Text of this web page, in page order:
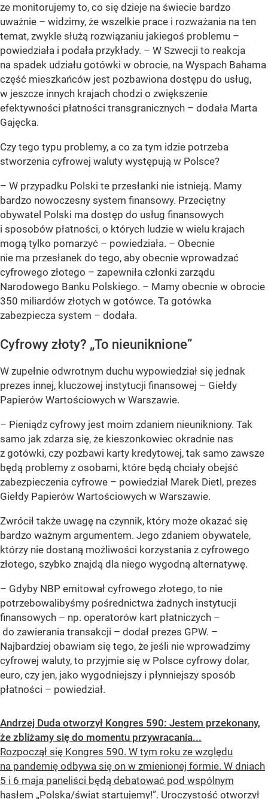
ze monitorujemy to, co się dzieje na świecie bardzo
uważnie – widzimy, że wszelkie prace i rozważania na ten
temat, zwykle służą rozwiązaniu jakiegoś problemu –
powiedziała i podała przykłady. – W Szwecji to reakcja
na spadek udziału gotówki w obrocie, na Wyspach Bahama
część mieszkańców jest pozbawiona dostępu do usług,
w jeszcze innych krajach chodzi o zwiększenie
efektywności płatności transgranicznych – dodała Marta
Gajęcka.
Czy tego typu problemy, a co za tym idzie potrzeba
stworzenia cyfrowej waluty występują w Polsce?
– W przypadku Polski te przesłanki nie istnieją. Mamy
bardzo nowoczesny system finansowy. Przeciętny
obywatel Polski ma dostęp do usług finansowych
i sposobów płatności, o których ludzie w wielu krajach
mogą tylko pomarzyć – powiedziała. – Obecnie
nie ma przesłanek do tego, aby obecnie wprowadzać
cyfrowego złotego – zapewniła członki zarządu
Narodowego Banku Polskiego. – Mamy obecnie w obrocie
350 miliardów złotych w gotówce. Ta gotówka
zabezpiecza system – dodała.
Cyfrowy złoty? „To nieuniknione”
W zupełnie odwrotnym duchu wypowiedział się jednak
prezes innej, kluczowej instytucji finansowej – Giełdy
Papierów Wartościowych w Warszawie.
– Pieniądz cyfrowy jest moim zdaniem nieunikniony. Tak
samo jak zdarza się, że kieszonkowiec okradnie nas
z gotówki, czy pozbawi karty kredytowej, tak samo zawsze
będą problemy z osobami, które będą chciały obejść
zabezpieczenia cyfrowe – powiedział Marek Dietl, prezes
Giełdy Papierów Wartościowych w Warszawie.
Zwrócił także uwagę na czynnik, który może okazać się
bardzo ważnym argumentem. Jego zdaniem obywatele,
którzy nie dostaną możliwości korzystania z cyfrowego
złotego, szybko znajdą dla niego wygodną alternatywę.
– Gdyby NBP emitował cyfrowego złotego, to nie
potrzebowalibyśmy pośrednictwa żadnych instytucji
finansowych – np. operatorów kart płatniczych –
do zawierania transakcji – dodał prezes GPW. –
Najbardziej obawiam się tego, że jeśli nie wprowadzimy
cyfrowej waluty, to przyjmie się w Polsce cyfrowy dolar,
euro, czy jen, jako wygodniejszy i płynniejszy sposób
płatności – powiedział.
Andrzej Duda otworzył Kongres 590: Jestem przekonany,
że zbliżamy się do momentu przywracania...
Rozpoczął się Kongres 590. W tym roku ze względu
na pandemię odbywa się on w zmienionej formie. W dniach
5 i 6 maja paneliści będą debatować pod wspólnym
hasłem „Polska/świat startujemy!”. Uroczystość otworzył